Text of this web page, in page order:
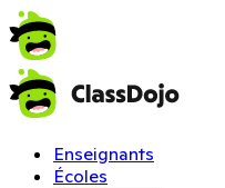
Enseignants
Écoles